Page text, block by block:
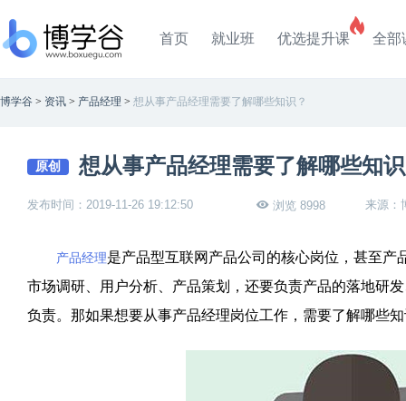
首页 就业班 优选提升课 全部
博学谷 > 资讯 > 产品经理 > 想从事产品经理需要了解哪些知识？
原创 想从事产品经理需要了解哪些知
发布时间：2019-11-26 19:12:50 浏览 8998 来源：
产品经理是产品型互联网产品公司的核心岗位，甚至
市场调研、用户分析、产品策划，还要负责产品的落地研
负责。那如果想要从事产品经理岗位工作，需要了解哪些